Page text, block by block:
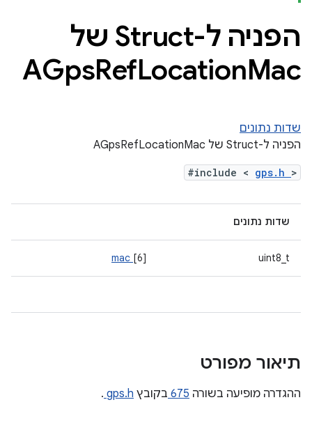
הפניה ל-Struct של
AGpsRefLocationMac
שדות נתונים
הפניה ל-Struct של AGpsRefLocationMac
#include < gps.h >
שדות נתונים
uint8_t
mac [6]
תיאור מפורט
ההגדרה מופיעה בשורה 675 בקובץ gps.h
.